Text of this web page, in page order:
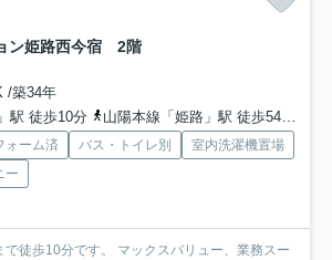
ン姫路西今宿 2階
/築34年
駅 徒歩10分
山陽本線「姫路」駅 徒歩54分
ォーム済 バス・トイレ別
室内洗濯機置場
ー
徒歩10分です。 マックスバリュー、業務スー